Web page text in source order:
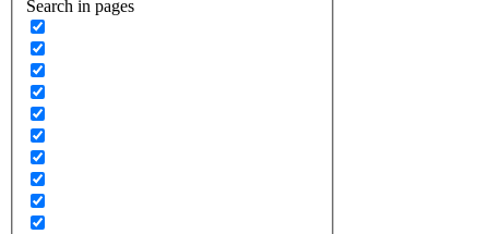
Search in pages